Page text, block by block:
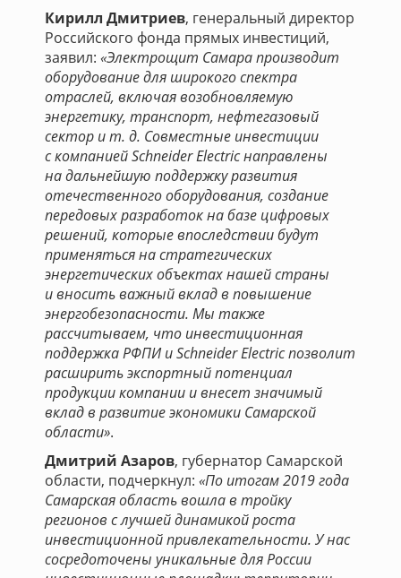
Кирилл Дмитриев, генеральный директор
Российского фонда прямых инвестиций,
заявил: «Электрощит Самара производит
оборудование для широкого спектра
отраслей, включая возобновляемую
энергетику, транспорт, нефтегазовый
сектор и т. д. Совместные инвестиции
с компанией Schneider Electric направлены
на дальнейшую поддержку развития
отечественного оборудования, создание
передовых разработок на базе цифровых
решений, которые впоследствии будут
применяться на стратегических
энергетических объектах нашей страны
и вносить важный вклад в повышение
энергобезопасности. Мы также
рассчитываем, что инвестиционная
поддержка РФПИ и Schneider Electric позволит
расширить экспортный потенциал
продукции компании и внесет значимый
вклад в развитие экономики Самарской
области».
Дмитрий Азаров, губернатор Самарской
области, подчеркнул: «По итогам 2019 года
Самарская область вошла в тройку
регионов с лучшей динамикой роста
инвестиционной привлекательности. У нас
сосредоточены уникальные для России